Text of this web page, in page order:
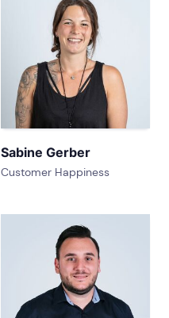
Sabine Gerber
Customer Happiness